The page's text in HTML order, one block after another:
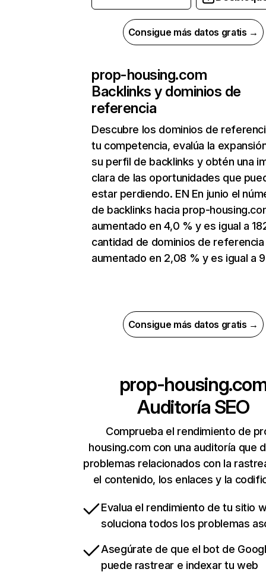
Consigue más datos gratis →
prop-housing.com
Backlinks y dominios de
referencia
Descubre los dominios de
tu competencia, evalúa la
su perfil de backlinks y obtén una
clara de las oportunidades que
estar perdiendo. EN En junio el
de backlinks hacia prop-
aumentado en 4,0 % y es igual a
cantidad de dominios de referencia
aumentado en 2,08 % y es igual a
Consigue más datos gratis →
prop-
Auditoría SEO
Comprueba el rendimiento de
housing.com con una auditoría que
problemas relacionados con la
el contenido, los enlaces y la
Evalua el rendimiento de tu sitio
soluciona todos los problemas
Asegúrate de que el bot de
puede rastrear e indexar tu web